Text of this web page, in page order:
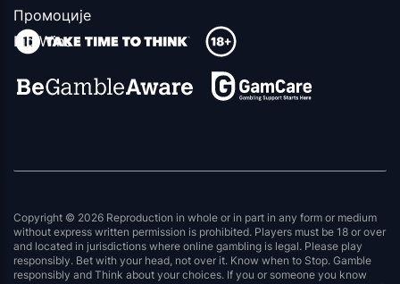
Промоције
Big Wins
Copyright © 2026 Reproduction in whole or in part in any form or medium
without express written permission is prohibited. Players must be 18 or over
and located in jurisdictions where online gambling is legal. Please play
responsibly. Bet with your head, not over it. Know when to Stop. Gamble
responsibly and Think about your choices. If you or someone you know